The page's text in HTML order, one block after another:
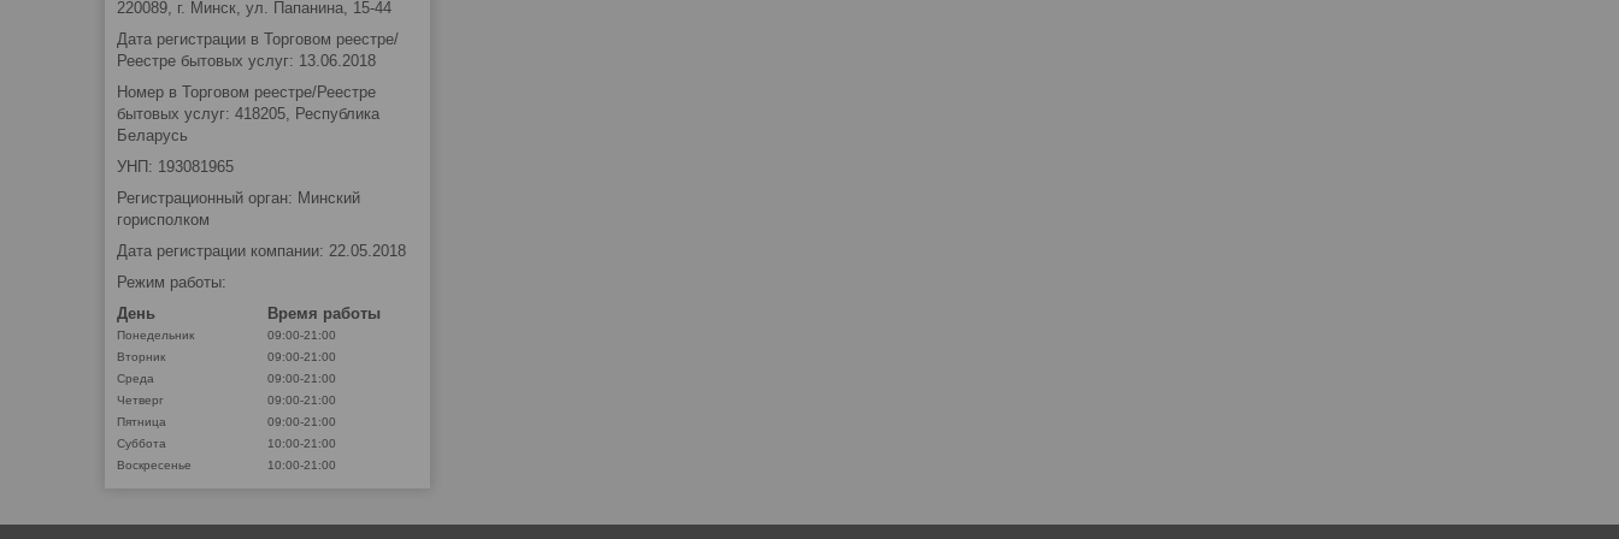
220089, г. Минск, ул. Папанина, 15-44
Дата регистрации в Торговом реестре/
Реестре бытовых услуг: 13.06.2018
Номер в Торговом реестре/Реестре
бытовых услуг: 418205, Республика
Беларусь
УНП: 193081965
Регистрационный орган: Минский
горисполком
Дата регистрации компании: 22.05.2018
Режим работы:
День
Время работы
Понедельник
09:00-21:00
Вторник
09:00-21:00
Среда
09:00-21:00
Четверг
09:00-21:00
Пятница
09:00-21:00
Суббота
10:00-21:00
Воскресенье
10:00-21:00